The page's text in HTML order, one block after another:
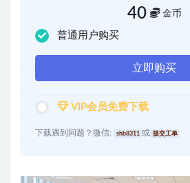
40 金币
普通用户购买
立即购买
VIP会员免费下载
下载遇到问题？微信: shb8311 或 提交工单